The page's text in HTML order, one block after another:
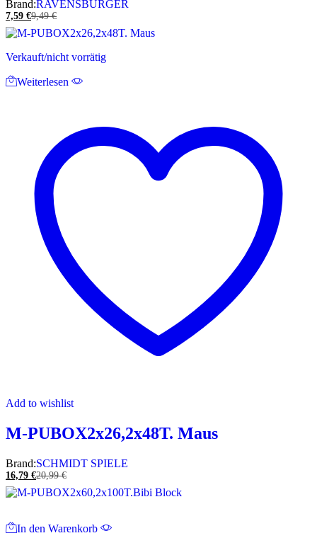
Brand:RAVENSBURGER
7,59 €9,49€
Verkauft/nicht vorrätig
Weiterlesen
Add to wishlist
M-PUBOX2x26,2x48T. Maus
Brand:SCHMIDT SPIELE
16,79 €20,99€
In den Warenkorb